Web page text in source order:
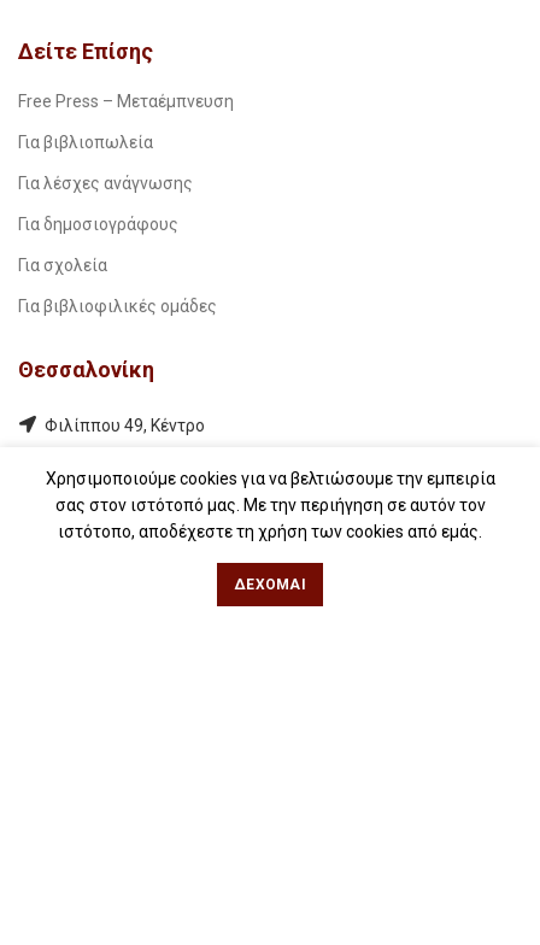
Δείτε Επίσης
Free Press – Μεταέμπνευση
Για βιβλιοπωλεία
Για λέσχες ανάγνωσης
Για δημοσιογράφους
Για σχολεία
Για βιβλιοφιλικές ομάδες
Θεσσαλονίκη
Φιλίππου 49, Κέντρο
Εmail:info@iwrite.gr
Χρησιμοποιούμε cookies για να βελτιώσουμε την εμπειρία
σας στον ιστότοπό μας. Με την περιήγηση σε αυτόν τον
ιστότοπο, αποδέχεστε τη χρήση των cookies από εμάς.
ΔΈΧΟΜΑΙ